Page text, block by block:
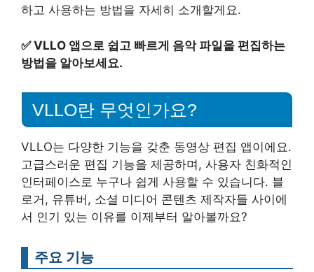
하고 사용하는 방법을 자세히 소개할게요.
✅VLLO 앱으로 쉽고 빠르게 음악 파일을 편집하는
방법을 알아보세요.
VLLO란 무엇인가요?
VLLO는 다양한 기능을 갖춘 동영상 편집 앱이에요.
고급스러운 편집 기능을 제공하며, 사용자 친화적인
인터페이스로 누구나 쉽게 사용할 수 있습니다. 블
로거, 유튜버, 소셜 미디어 콘텐츠 제작자들 사이에
서 인기 있는 이유를 이제부터 알아볼까요?
주요 기능